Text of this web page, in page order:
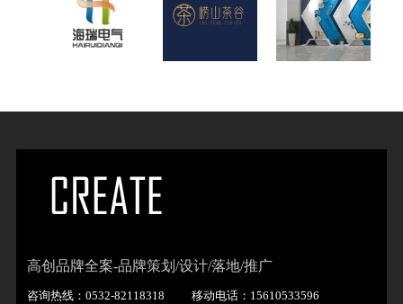
高创品牌全案-品牌策划/设计/落地/推广
咨询热线：0532-82118318
移动电话：15610533596